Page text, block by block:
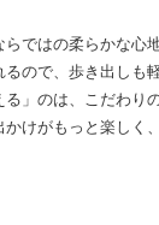
ではの柔らかな心
ので、歩き出しも
」のは、こだわり
けがもっと楽しく